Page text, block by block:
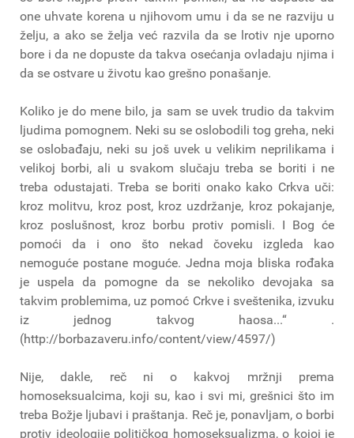
one uhvate korena u njihovom umu i da se ne razviju u
želju, a ako se želja već razvila da se lrotiv nje uporno
bore i da ne dopuste da takva osećanja ovladaju njima i
da se ostvare u životu kao grešno ponašanje.
Koliko je do mene bilo, ja sam se uvek trudio da takvim
ljudima pomognem. Neki su se oslobodili tog greha, neki
se oslobađaju, neki su još uvek u velikim neprilikama i
velikoj borbi, ali u svakom slučaju treba se boriti i ne
treba odustajati. Treba se boriti onako kako Crkva uči:
kroz molitvu, kroz post, kroz uzdržanje, kroz pokajanje,
kroz poslušnost, kroz borbu protiv pomisli. I Bog će
pomoći da i ono što nekad čoveku izgleda kao
nemoguće postane moguće. Jedna moja bliska rođaka
je uspela da pomogne da se nekoliko devojaka sa
takvim problemima, uz pomoć Crkve i sveštenika, izvuku
iz jednog takvog haosa...“ .
(http://borbazaveru.info/content/view/4597/)
Nije, dakle, reč ni o kakvoj mržnji prema
homoseksualcima, koji su, kao i svi mi, grešnici što im
treba Božje ljubavi i praštanja. Reč je, ponavljam, o borbi
protiv ideologije političkog homoseksualizma, o kojoj je